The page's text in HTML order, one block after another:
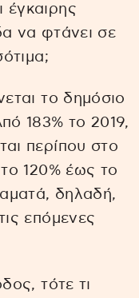
να φτάνει σε
το δημόσιο
183% το 2019,
περίπου στο
120% έως το
δηλαδή,
επόμενες
τότε τι